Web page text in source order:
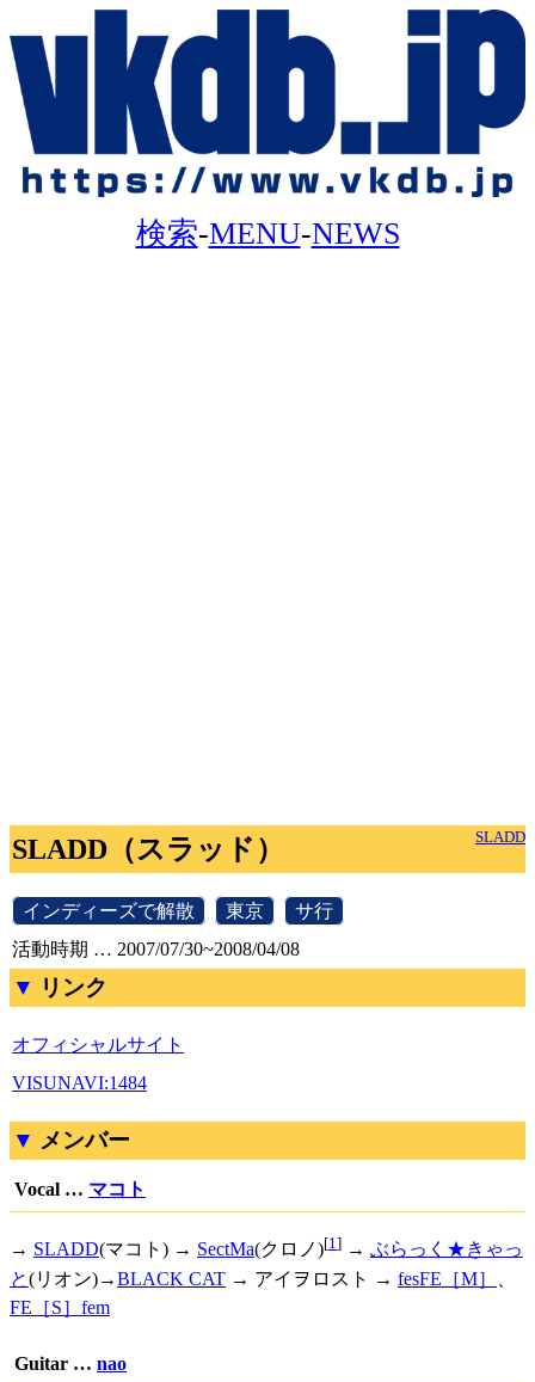
検索-MENU-NEWS
SLADD
SLADD（スラッド）
インディーズで解散 東京 サ行
活動時期 … 2007/07/30~2008/04/08
リンク
オフィシャルサイト
VISUNAVI:1484
メンバー
Vocal … マコト
→ SLADD(マコト) → SectMa(クロノ)[1] → ぶらっく★きゃっ
と(リオン)→BLACK CAT → アイヲロスト → fesFE［M］
FE［S］fem
Guitar … nao